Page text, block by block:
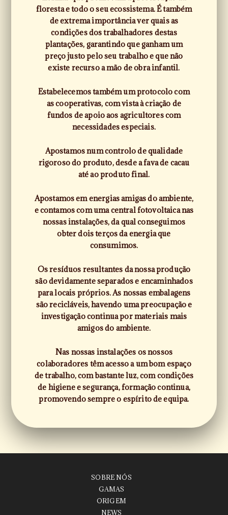
floresta e todo o seu ecossistema. É também
de extrema importância ver quais as
condições dos trabalhadores destas
plantações, garantindo que ganham um
preço justo pelo seu trabalho e que não
existe recurso a mão de obra infantil.
Estabelecemos também um protocolo com
as cooperativas, com vista à criação de
fundos de apoio aos agricultores com
necessidades especiais.
Apostamos num controlo de qualidade
rigoroso do produto, desde a fava de cacau
até ao produto final.
Apostamos em energias amigas do ambiente,
e contamos com uma central fotovoltaica nas
nossas instalações, da qual conseguimos
obter dois terços da energia que
consumimos.
Os resíduos resultantes da nossa produção
são devidamente separados e encaminhados
para locais próprios. As nossas embalagens
são recicláveis, havendo uma preocupação e
investigação continua por materiais mais
amigos do ambiente.
Nas nossas instalações os nossos
colaboradores têm acesso a um bom espaço
de trabalho, com bastante luz, com condições
de higiene e segurança, formação continua,
promovendo sempre o espírito de equipa.
SOBRE NÓS
GAMAS
ORIGEM
NEWS